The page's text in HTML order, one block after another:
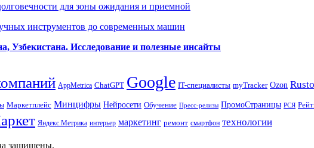
для зоны ожидания и приемной
инструментов до современных машин
Узбекистана. Исследование и полезные инсайты
AppMetrica ChatGPT Google IT-специалисты myTracker Ozon
Маркетплейс Минцифры Нейросети Обучение Пресс-релизы ПромоСтраницы РСЯ
Яндекс.Метрика интерьер маркетинг ремонт смартфон технологии
защищены.